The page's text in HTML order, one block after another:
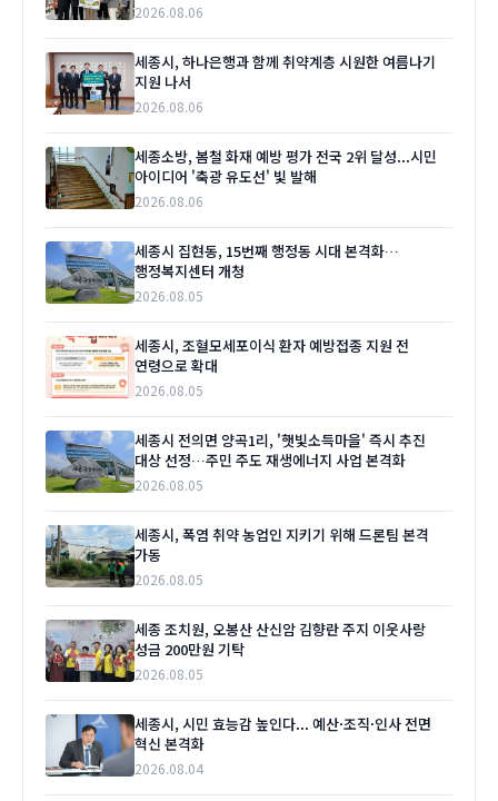
2026.08.06
세종시, 하나은행과 함께 취약계층 시원한 여름나기
지원 나서
2026.08.06
세종소방, 봄철 화재 예방 평가 전국 2위 달성...시민
아이디어 '축광 유도선' 빛 발해
2026.08.06
세종시 집현동, 15번째 행정동 시대 본격화…
행정복지센터 개청
2026.08.05
세종시, 조혈모세포이식 환자 예방접종 지원 전
연령으로 확대
2026.08.05
세종시 전의면 양곡1리, '햇빛소득마을' 즉시 추진
대상 선정…주민 주도 재생에너지 사업 본격화
2026.08.05
세종시, 폭염 취약 농업인 지키기 위해 드론팀 본격
가동
2026.08.05
세종 조치원, 오봉산 산신암 김향란 주지 이웃사랑
성금 200만원 기탁
2026.08.05
세종시, 시민 효능감 높인다... 예산·조직·인사 전면
혁신 본격화
2026.08.04